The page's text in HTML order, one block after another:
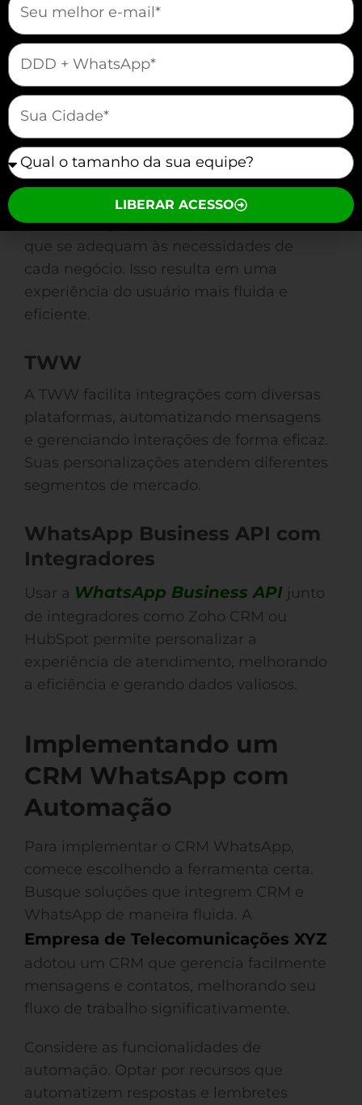
A Zenvia oferece uma plataforma
completa, permitindo programar
atendimento. Suas funcionalidades de
automação ajudam na coleta de dados
importantes sobre clientes.
Take Blip
O Take Blip combina automação e
personalização, proporcionando chatbots
que se adequam às necessidades de
cada negócio. Isso resulta em uma
experiência do usuário mais fluida e
eficiente.
TWW
A TWW facilita integrações com diversas
plataformas, automatizando mensagens
e gerenciando interações de forma eficaz.
Suas personalizações atendem diferentes
segmentos de mercado.
WhatsApp Business API com
Integradores
Usar a WhatsApp Business API junto
de integradores como Zoho CRM ou
HubSpot permite personalizar a
experiência de atendimento, melhorando
a eficiência e gerando dados valiosos.
Implementando um
CRM WhatsApp com
Automação
Para implementar o CRM WhatsApp,
comece escolhendo a ferramenta certa.
Busque soluções que integrem CRM e
WhatsApp de maneira fluida. A
Empresa de Telecomunicações XYZ
adotou um CRM que gerencia facilmente
mensagens e contatos, melhorando seu
fluxo de trabalho significativamente.
Considere as funcionalidades de
automação. Optar por recursos que
automatizem respostas e lembretes
mauticform[telefone]
mauticform[cidade]
mauticform[equipe]
LIBERAR ACESSO